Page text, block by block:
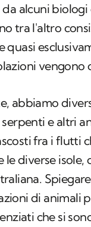
alcuni biologi
tra l'altro
quasi
vengono
abbiamo
e altri
fra i flutti
le diverse isole,
di animali
che si